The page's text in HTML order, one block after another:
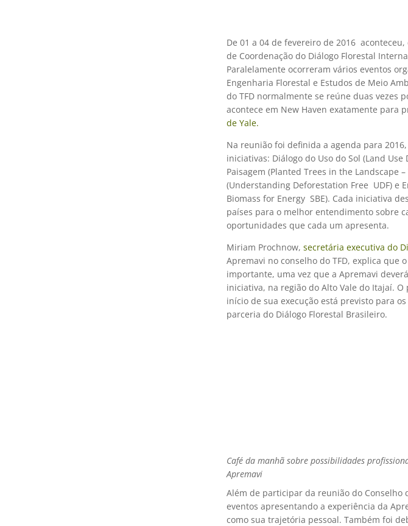
De 01 a 04 de fevereiro de 2016
de Coordenação do Diálogo Florestal
Paralelamente ocorreram vários eventos
Engenharia Florestal e Estudos de Meio
do TFD normalmente se reúne duas vezes
acontece em New Haven exatamente para
de Yale.
Na reunião foi definida a agenda para
iniciativas: Diálogo do Uso do Sol (Land Use
Paisagem (Planted Trees in the Landscape
(Understanding Deforestation Free  UDF) e
Biomass for Energy  SBE). Cada iniciativa
países para o melhor entendimento sobre
oportunidades que cada um apresenta.
Miriam Prochnow, secretária executiva do
Apremavi no conselho do TFD, explica que
importante, uma vez que a Apremavi
iniciativa, na região do Alto Vale do Itajaí.
início de sua execução está previsto para
parceria do Diálogo Florestal Brasileiro.
Café da manhã sobre possibilidades
Apremavi
Além de participar da reunião do
eventos apresentando a experiência da
como sua trajetória pessoal. Também foi